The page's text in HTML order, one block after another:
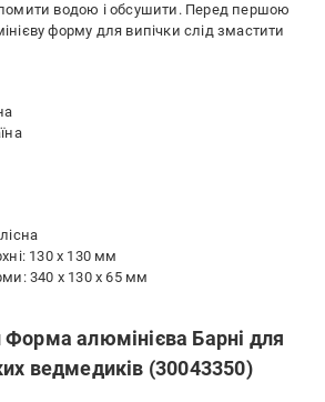
водою і обсушити. Перед першою
форму для випічки слід змастити
130 х 130 мм
340 х 130 х 65 мм
Форма алюмінієва Барні для
ведмедиків (30043350)